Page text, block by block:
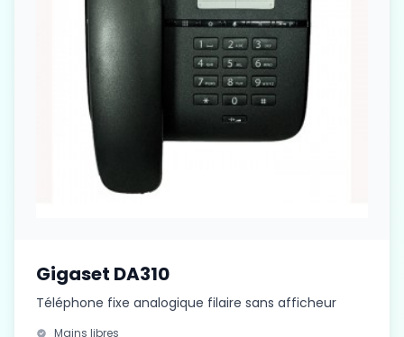
Gigaset DA310
Téléphone fixe analogique filaire sans afficheur
Mains libres